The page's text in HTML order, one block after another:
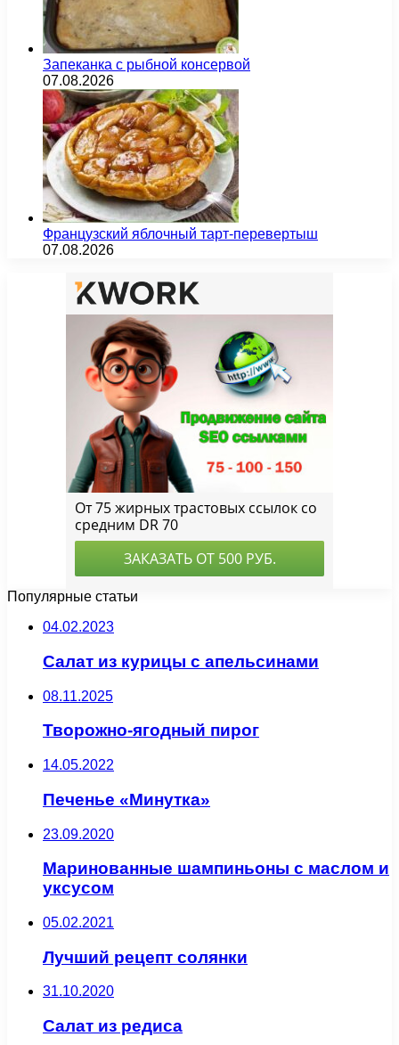
Запеканка с рыбной консервой
07.08.2026
Французский яблочный тарт-перевертыш
07.08.2026
Популярные статьи
04.02.2023
Салат из курицы с апельсинами
08.11.2025
Творожно-ягодный пирог
14.05.2022
Печенье «Минутка»
23.09.2020
Маринованные шампиньоны с маслом и
уксусом
05.02.2021
Лучший рецепт солянки
31.10.2020
Салат из редиса